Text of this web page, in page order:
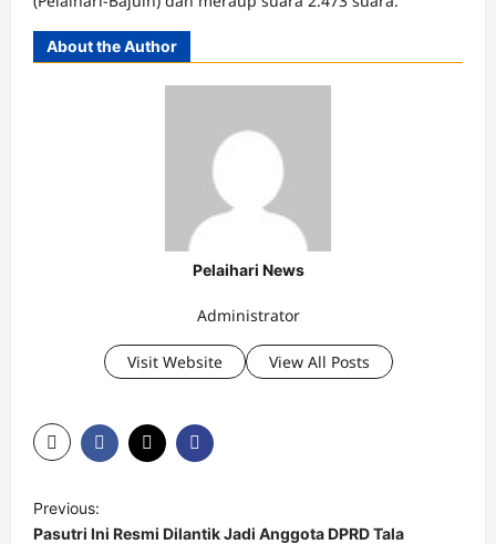
About the Author
Pelaihari News
Administrator
Visit Website View All Posts
o
Previous:
Pasutri Ini Resmi Dilantik Jadi Anggota DPRD Tala